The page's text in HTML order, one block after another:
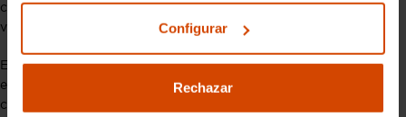
Configurar
Rechazar
conductores que priorizan la capacidad real sobre el asfalto y
valoran la fiabilidad por encima de los elementos superfluos.
El renacer de Santana confirma que sigue existiendo un
espacio claro para vehículos pensados para trabajar, recorrer
caminos difíciles o afrontar jornadas intensas sin artificios.